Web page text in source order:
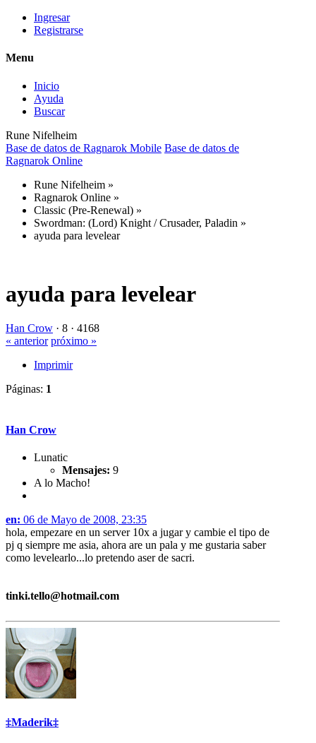
Ingresar
Registrarse
Menu
Inicio
Ayuda
Buscar
Rune Nifelheim
Base de datos de Ragnarok Mobile Base de datos de
Ragnarok Online
Rune Nifelheim »
Ragnarok Online »
Classic (Pre-Renewal) »
Swordman: (Lord) Knight / Crusader, Paladin »
ayuda para levelear
ayuda para levelear
Han Crow · 8 · 4168
« anterior próximo »
Imprimir
Páginas: 1
Han Crow
Lunatic
Mensajes: 9
A lo Macho!
en: 06 de Mayo de 2008, 23:35
hola, empezare en un server 10x a jugar y cambie el tipo de
pj q siempre me asia, ahora are un pala y me gustaria saber
como levelearlo...lo pretendo aser de sacri.
tinki.tello@hotmail.com
‡Maderik‡